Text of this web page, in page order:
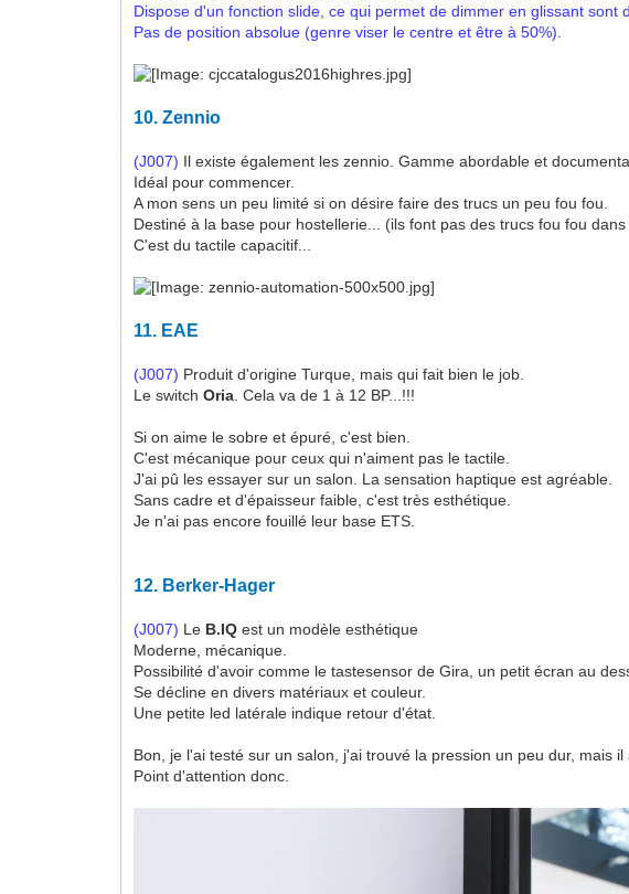
Dispose d'un fonction slide, ce qui permet de dimmer en glissant
Pas de position absolue (genre viser le centre et être à 50%).
10.Zennio
(J007) Il existe également les zennio. Gamme abordable et
Idéal pour commencer.
A mon sens un peu limité si on désire faire des trucs un peu fou fou.
Destiné à la base pour hostellerie... (ils font pas des trucs fou fou
C'est du tactile capacitif...
11. EAE
(J007) Produit d'origine Turque, mais qui fait bien le job.
Le switchOria . Cela va de 1 à 12 BP...!!!
Si on aime le sobre et épuré, c'est bien.
C'est mécanique pour ceux qui n'aiment pas le tactile.
J'ai pû les essayer sur un salon. La sensation haptique est agréable.
Sans cadre et d'épaisseur faible, c'est très esthétique.
Je n'ai pas encore fouillé leur base ETS.
12. Berker-Hager
(J007) Le B.IQ est un modèle esthétique
Moderne, mécanique.
Possibilité d'avoir comme le tastesensor de Gira, un petit écran au
Se décline en divers matériaux et couleur.
Une petite led latérale indique retour d'état.
Bon, je l'ai testé sur un salon, j'ai trouvé la pression un peu dur, mais
Point d'attention donc.